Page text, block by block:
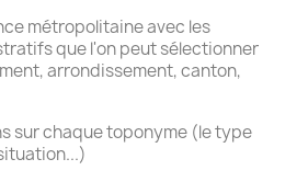
métropolitaine avec les
que l'on peut sélectionner
arrondissement, canton,
sur chaque toponyme (le type